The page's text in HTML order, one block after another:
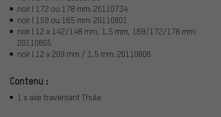
noir | 172 ou 178 mm: 20110734
noir | 159 ou 165 mm: 20110801
noir | 12 x 142/148 mm, 1,5 mm, 169/172/178 mm:
20110805
noir | 12 x 209 mm / 1,5 mm: 20110806
Contenu :
1 x axe traversant Thule